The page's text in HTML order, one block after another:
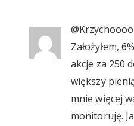
Założyłem,
akcje za 250
większy
mnie więcej
monitoruję.